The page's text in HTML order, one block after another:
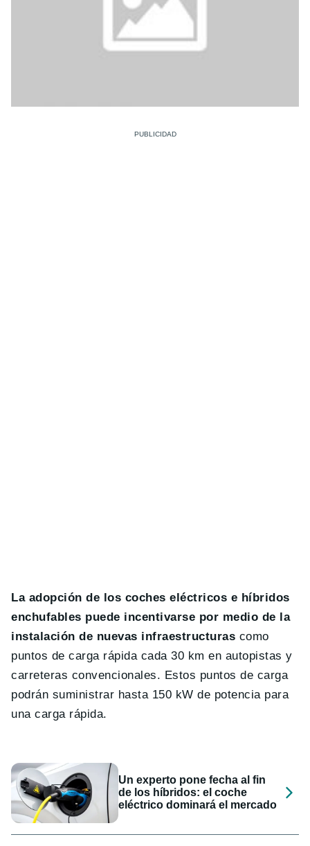
La adopción de los coches eléctricos e híbridos
enchufables puede incentivarse por medio de la
instalación de nuevas infraestructuras como
puntos de carga rápida cada 30 km en autopistas y
carreteras convencionales. Estos puntos de carga
podrán suministrar hasta 150 kW de potencia para
una carga rápida.
Un experto pone fecha al fin
de los híbridos: el coche
eléctrico dominará el mercado